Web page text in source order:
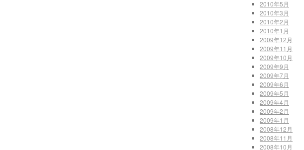
2010年5月
2010年3月
2010年2月
2010年1月
2009年12月
2009年11月
2009年10月
2009年9月
2009年7月
2009年6月
2009年5月
2009年4月
2009年2月
2009年1月
2008年12月
2008年11月
2008年10月